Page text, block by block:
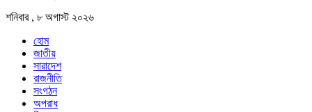
শনিবার , ৮ অগাস্ট ২০২৬
হোম
জাতীয়
সারাদেশ
রাজনীতি
সংগঠন
অপরাধ